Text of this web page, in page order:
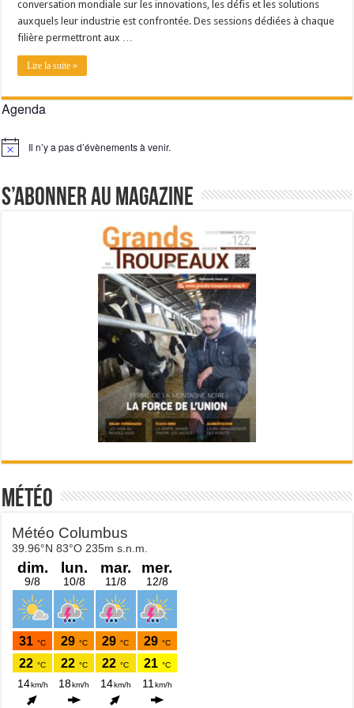
conversation mondiale sur les innovations, les défis et les solutions
auxquels leur industrie est confrontée. Des sessions dédiées à chaque
filière permettront aux …
Lire la suite »
Agenda
Notice Il n’y a pas d’évènements à venir.
S’abonner au magazine
Météo